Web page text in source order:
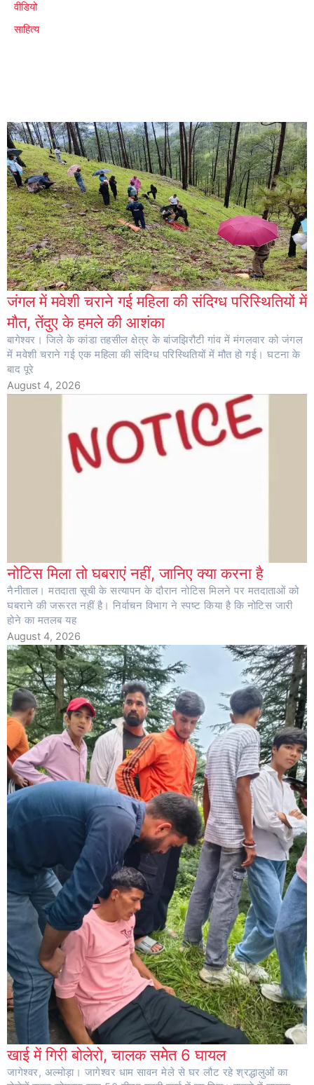
वीडियो
साहित्य
जंगल में मवेशी चराने गई महिला की संदिग्ध परिस्थितियों में
मौत, तेंदुए के हमले की आशंका
बागेश्वर। जिले के कांडा तहसील क्षेत्र के बांजझिरौटी गांव में मंगलवार को जंगल
में मवेशी चराने गई एक महिला की संदिग्ध परिस्थितियों में मौत हो गई। घटना के
बाद पूरे
August 4, 2026
नोटिस मिला तो घबराएं नहीं, जानिए क्या करना है
नैनीताल। मतदाता सूची के सत्यापन के दौरान नोटिस मिलने पर मतदाताओं को
घबराने की जरूरत नहीं है। निर्वाचन विभाग ने स्पष्ट किया है कि नोटिस जारी
होने का मतलब यह
August 4, 2026
खाई में गिरी बोलेरो, चालक समेेत 6 घायल
जागेश्वर, अल्मोड़ा। जागेश्वर धाम सावन मेले से घर लौट रहे श्रद्धालुओं का